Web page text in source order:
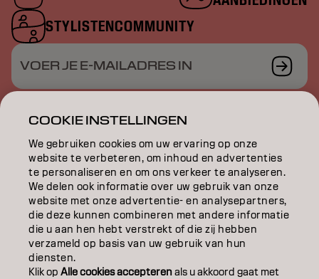
STYLISTENCOMMUNITY
VOER JE E-MAILADRES IN
KLEUR
VERZORGING
TEXTUUR
STYLING
INSPIRATIE
COOKIE INSTELLINGEN
We gebruiken cookies om uw ervaring op onze
website te verbeteren, om inhoud en advertenties
te personaliseren en om ons verkeer te analyseren.
We delen ook informatie over uw gebruik van onze
website met onze advertentie- en analysepartners,
die deze kunnen combineren met andere informatie
die u aan hen hebt verstrekt of die zij hebben
verzameld op basis van uw gebruik van hun
diensten.
Klik opAlle cookies accepterenals u akkoord gaat met